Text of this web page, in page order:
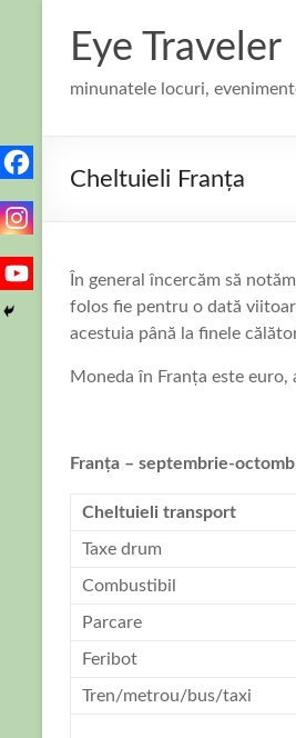
contentEye Traveler
minunatele locuri,
Cheltuieli Franța
În general încercăm să
folos fie pentru o dată
acestuia până la finele
Moneda în Franța este
Franța – septembrie-
Cheltuieli transport
Taxe drum
Combustibil
Parcare
Feribot
Tren/metrou/bus/taxi